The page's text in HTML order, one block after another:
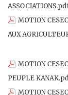
MOTION
AUX
MOTION
PEUPLE
MOTION